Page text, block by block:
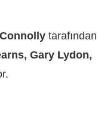
tarafından
Gary Lydon,